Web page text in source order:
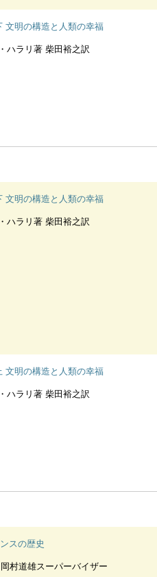
文明の構造と人類の幸福
ハラリ著 柴田裕之訳
文明の構造と人類の幸福
ハラリ著 柴田裕之訳
文明の構造と人類の幸福
ハラリ著 柴田裕之訳
スの歴史
村道雄スーパーバイザー